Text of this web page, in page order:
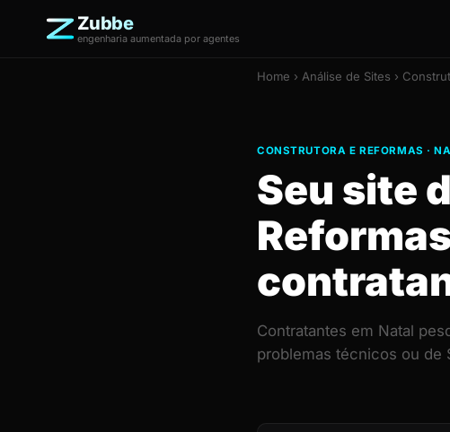
Zubbe
engenharia aumentada por agentes
Home › Análise de Sites ›
CONSTRUTORA E REFORMAS ·
Seu site
Contratantes em Natal
problemas técnicos ou de